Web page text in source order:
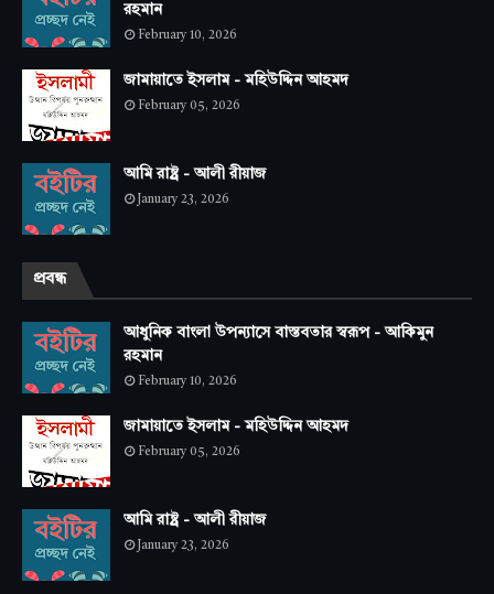
রহমান
February 10, 2026
জামায়াতে ইসলাম - মহিউদ্দিন আহমদ
February 05, 2026
আমি রাষ্ট্র - আলী রীয়াজ
January 23, 2026
প্রবন্ধ
আধুনিক বাংলা উপন্যাসে বাস্তবতার স্বরূপ - আকিমুন
রহমান
February 10, 2026
জামায়াতে ইসলাম - মহিউদ্দিন আহমদ
February 05, 2026
আমি রাষ্ট্র - আলী রীয়াজ
January 23, 2026